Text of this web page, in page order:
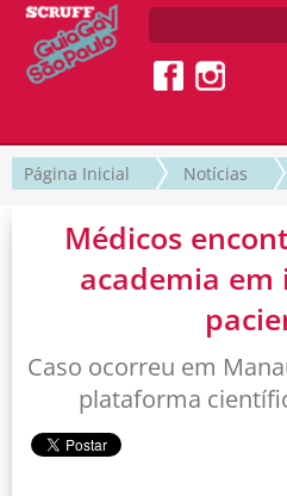
Página Inicial Notícias
Médicos
academia
Caso ocorreu em
plataforma